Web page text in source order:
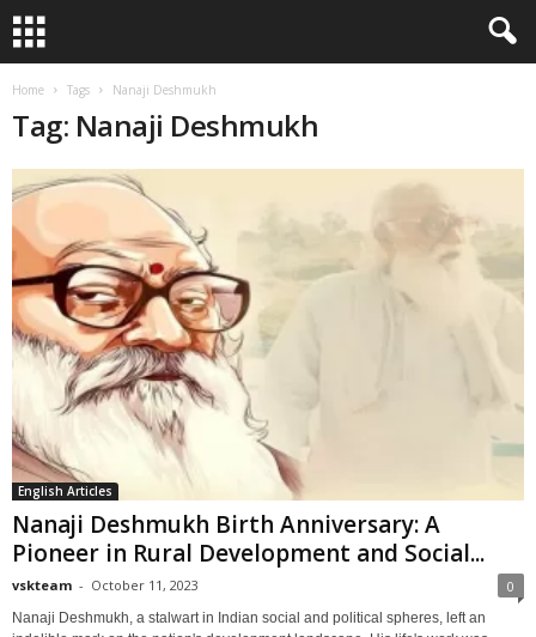
Home Tags Nanaji Deshmukh
Tag: Nanaji Deshmukh
English Articles
Nanaji Deshmukh Birth Anniversary: A
Pioneer in Rural Development and Social...
vskteam - October 11, 2023 0
Nanaji Deshmukh, a stalwart in Indian social and political spheres, left an